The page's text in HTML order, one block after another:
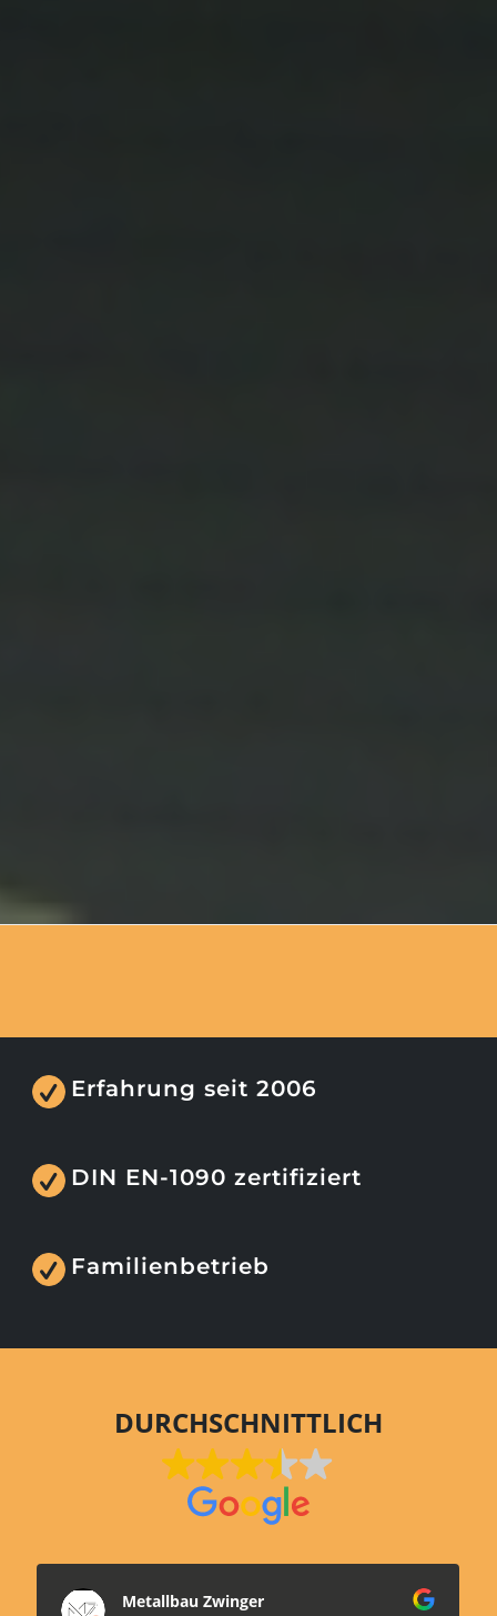
Erfahrung seit 2006
DIN EN-1090 zertifiziert
Familienbetrieb
DURCHSCHNITTLICH
Metallbau Zwinger